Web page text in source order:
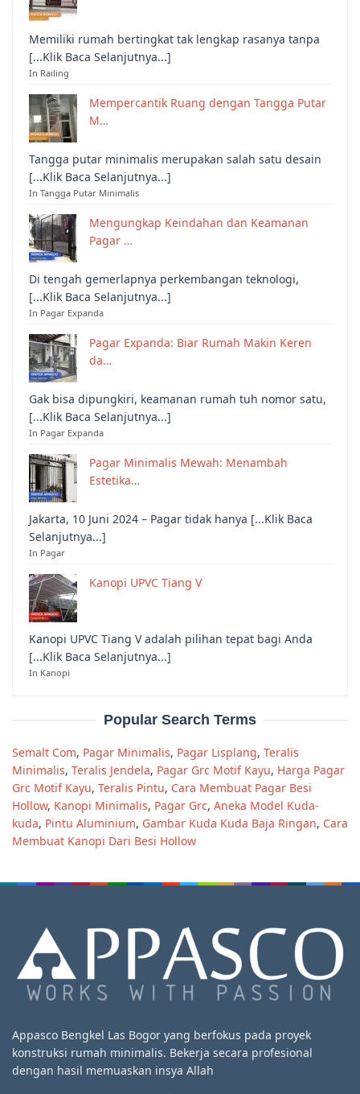
Memiliki rumah bertingkat tak lengkap rasanya tanpa
[...Klik Baca Selanjutnya...]
In Railing
Mempercantik Ruang dengan Tangga Putar
M…
Tangga putar minimalis merupakan salah satu desain
[...Klik Baca Selanjutnya...]
In Tangga Putar Minimalis
Mengungkap Keindahan dan Keamanan
Pagar …
Di tengah gemerlapnya perkembangan teknologi,
[...Klik Baca Selanjutnya...]
In Pagar Expanda
Pagar Expanda: Biar Rumah Makin Keren
da…
Gak bisa dipungkiri, keamanan rumah tuh nomor satu,
[...Klik Baca Selanjutnya...]
In Pagar Expanda
Pagar Minimalis Mewah: Menambah
Estetika…
Jakarta, 10 Juni 2024 – Pagar tidak hanya [...Klik Baca
Selanjutnya...]
In Pagar
Kanopi UPVC Tiang V
Kanopi UPVC Tiang V adalah pilihan tepat bagi Anda
[...Klik Baca Selanjutnya...]
In Kanopi
Popular Search Terms
Semalt Com, Pagar Minimalis, Pagar Lisplang, Teralis
Minimalis, Teralis Jendela, Pagar Grc Motif Kayu, Harga Pagar
Grc Motif Kayu, Teralis Pintu, Cara Membuat Pagar Besi
Hollow, Kanopi Minimalis, Pagar Grc, Aneka Model Kuda-
kuda, Pintu Aluminium, Gambar Kuda Kuda Baja Ringan, Cara
Membuat Kanopi Dari Besi Hollow
Appasco Bengkel Las Bogor yang berfokus pada proyek
konstruksi rumah minimalis. Bekerja secara profesional
dengan hasil memuaskan insya Allah